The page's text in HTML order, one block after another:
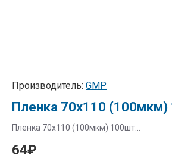
Производитель: GMP
Пленка 70х110 (100мкм)
Пленка 70х110 (100мкм) 100шт...
64₽